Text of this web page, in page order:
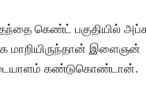
கெண்ட் பகுதியில்
மாறியிருந்தான் இளைஞன்
கண்டுகொண்டான்.